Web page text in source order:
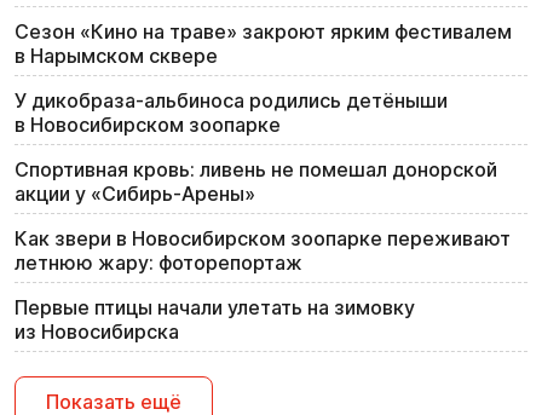
Сезон «Кино на траве» закроют ярким фестивалем
в Нарымском сквере
У дикобраза-альбиноса родились детёныши
в Новосибирском зоопарке
Спортивная кровь: ливень не помешал донорской
акции у «Сибирь-Арены»
Как звери в Новосибирском зоопарке переживают
летнюю жару: фоторепортаж
Первые птицы начали улетать на зимовку
из Новосибирска
Показать ещё